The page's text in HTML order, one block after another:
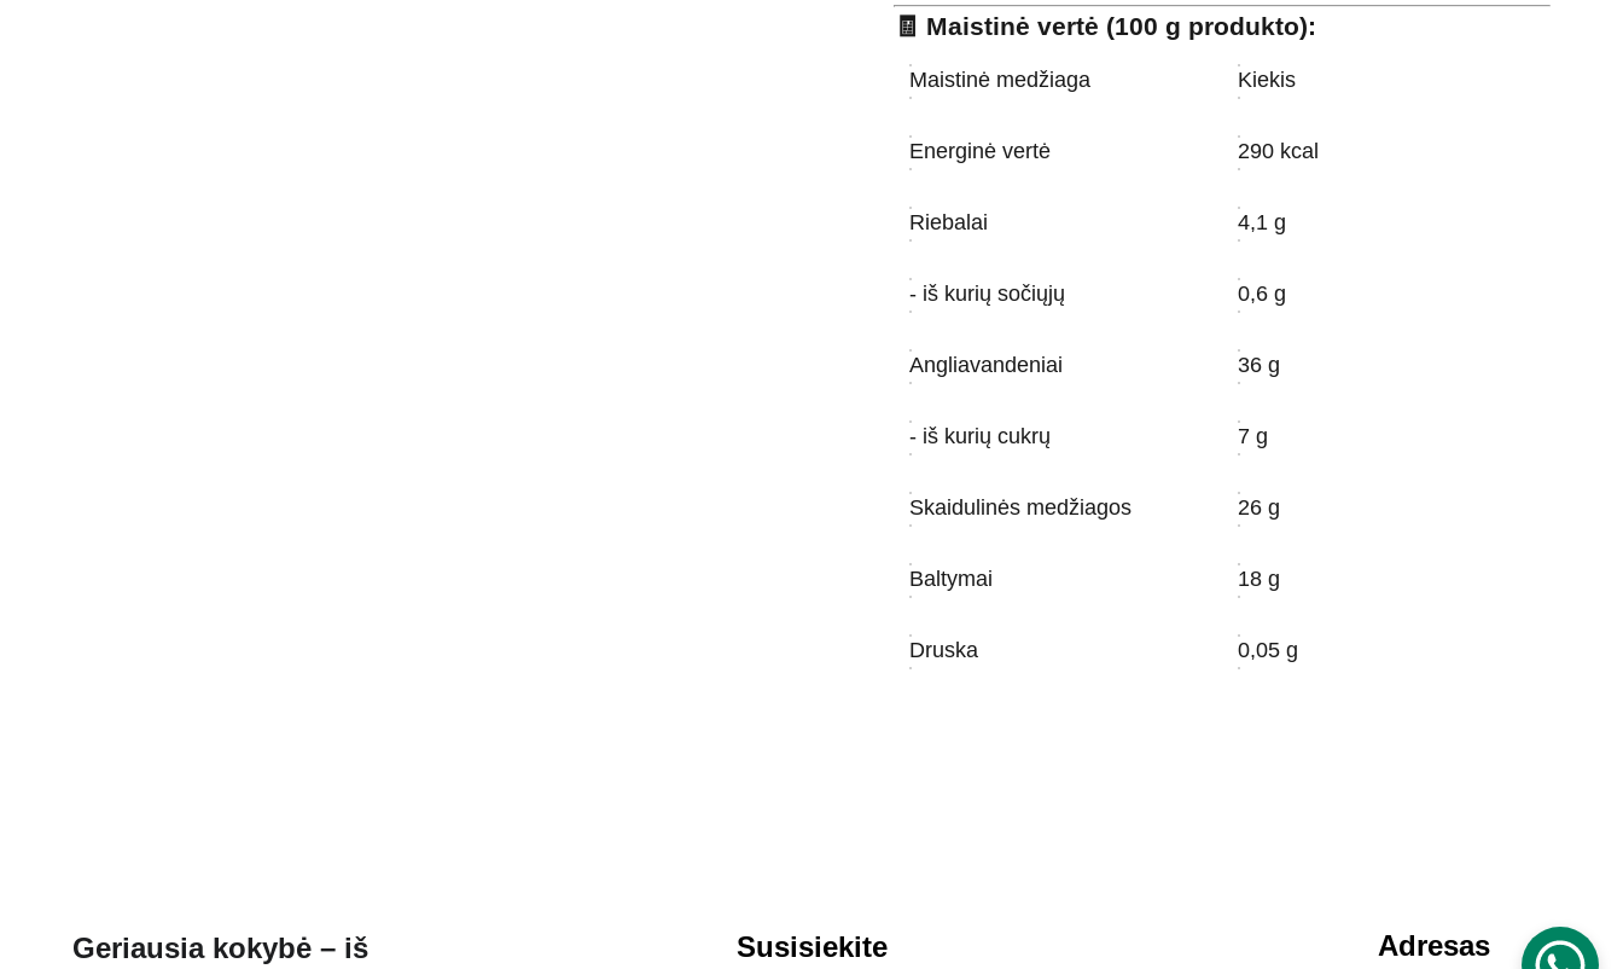
🧾 Maistinė vertė (100 g produkto):
Maistinė medžiaga Kiekis
Energinė vertė 290 kcal
Riebalai 4,1 g
- iš kurių sočiųjų 0,6 g
Angliavandeniai 36 g
- iš kurių cukrų 7 g
Skaidulinės medžiagos 26 g
Baltymai 18 g
Druska 0,05 g
Geriausia kokybė – iš Susisiekite Adresas